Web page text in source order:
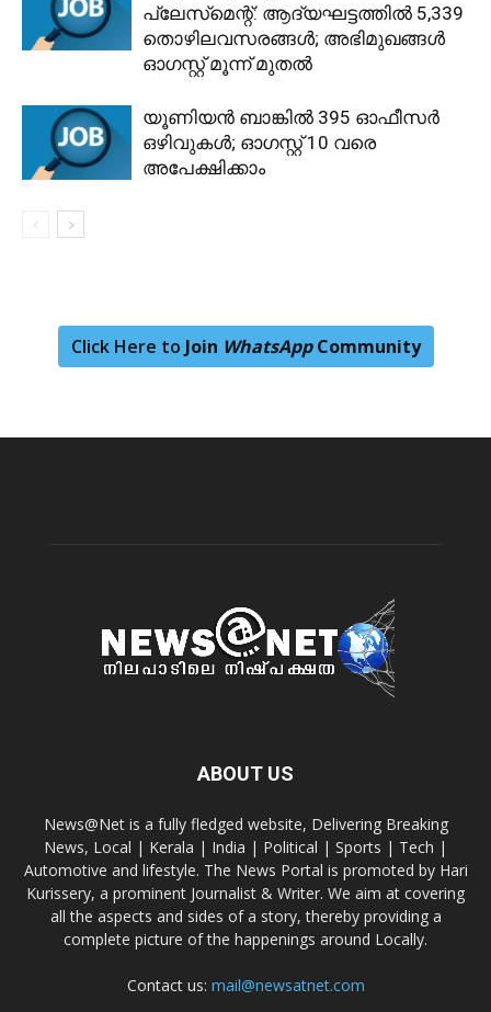
പ്ലേസ്‌മെന്റ്: ആദ്യഘട്ടത്തിൽ 5,339
തൊഴിലവസരങ്ങൾ; അഭിമുഖങ്ങൾ
ഓഗസ്റ്റ് മൂന്ന് മുതൽ
യൂണിയൻ ബാങ്കിൽ 395 ഓഫീസർ
ഒഴിവുകൾ; ഓഗസ്റ്റ് 10 വരെ
അപേക്ഷിക്കാം
Click Here to Join WhatsAppCommunity
ABOUT US
News@Net is a fully fledged website, Delivering Breaking
News, Local | Kerala | India | Political | Sports | Tech |
Automotive and lifestyle. The News Portal is promoted by Hari
Kurissery, a prominent Journalist & Writer. We aim at covering
all the aspects and sides of a story, thereby providing a
complete picture of the happenings around Locally.
Contact us: mail@newsatnet.com